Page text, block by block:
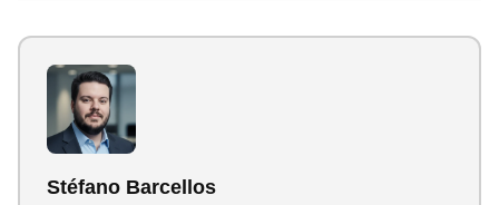
Stéfano Barcellos